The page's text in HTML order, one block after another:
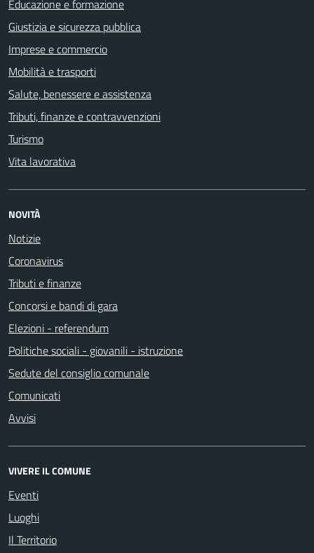
Educazione e formazione
Giustizia e sicurezza pubblica
Imprese e commercio
Mobilità e trasporti
Salute, benessere e assistenza
Tributi, finanze e contravvenzioni
Turismo
Vita lavorativa
NOVITÀ
Notizie
Coronavirus
Tributi e finanze
Concorsi e bandi di gara
Elezioni - referendum
Politiche sociali - giovanili - istruzione
Sedute del consiglio comunale
Comunicati
Avvisi
VIVERE IL COMUNE
Eventi
Luoghi
Il Territorio